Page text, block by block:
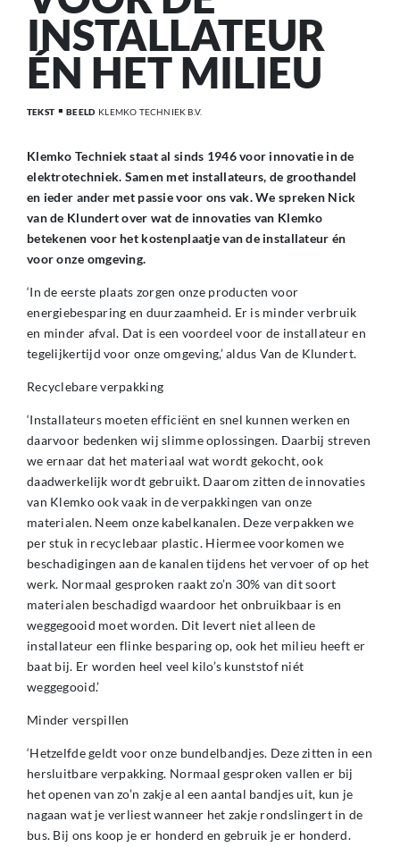
INSTALLATEUR
ÉN HET MILIEU
TEKST BEELD KLEMKO TECHNIEK B.V.
Klemko Techniek staat al sinds 1946 voor innovatie in de
elektrotechniek. Samen met installateurs, de groothandel
en ieder ander met passie voor ons vak. We spreken Nick
van de Klundert over wat de innovaties van Klemko
betekenen voor het kostenplaatje van de installateur én
voor onze omgeving.
‘In de eerste plaats zorgen onze producten voor
energiebesparing en duurzaamheid. Er is minder verbruik
en minder afval. Dat is een voordeel voor de installateur en
tegelijkertijd voor onze omgeving,’ aldus Van de Klundert.
Recyclebare verpakking
‘Installateurs moeten efficiënt en snel kunnen werken en
daarvoor bedenken wij slimme oplossingen. Daarbij streven
we ernaar dat het materiaal wat wordt gekocht, ook
daadwerkelijk wordt gebruikt. Daarom zitten de innovaties
van Klemko ook vaak in de verpakkingen van onze
materialen. Neem onze kabelkanalen. Deze verpakken we
per stuk in recyclebaar plastic. Hiermee voorkomen we
beschadigingen aan de kanalen tijdens het vervoer of op het
werk. Normaal gesproken raakt zo’n 30% van dit soort
materialen beschadigd waardoor het onbruikbaar is en
weggegooid moet worden. Dit levert niet alleen de
installateur een flinke besparing op, ook het milieu heeft er
baat bij. Er worden heel veel kilo’s kunststof niét
weggegooid.’
Minder verspillen
‘Hetzelfde geldt voor onze bundelbandjes. Deze zitten in een
hersluitbare verpakking. Normaal gesproken vallen er bij
het openen van zo’n zakje al een aantal bandjes uit, kun je
nagaan wat je verliest wanneer het zakje rondslingert in de
bus. Bij ons koop je er honderd en gebruik je er honderd.